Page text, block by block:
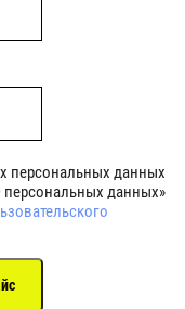
персональных данных
данных»